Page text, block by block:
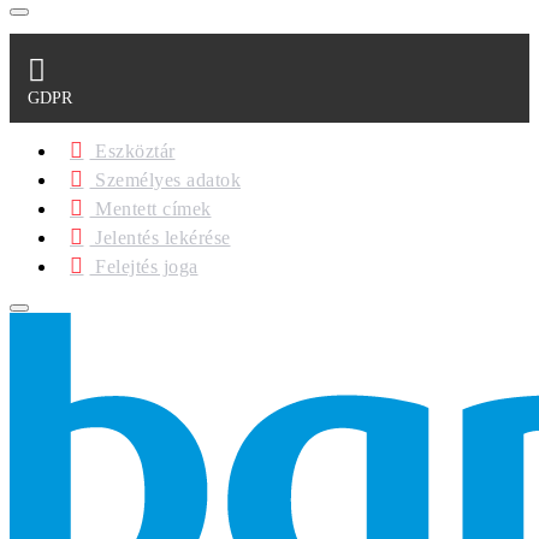
GDPR
Eszköztár
Személyes adatok
Mentett címek
Jelentés lekérése
Felejtés joga